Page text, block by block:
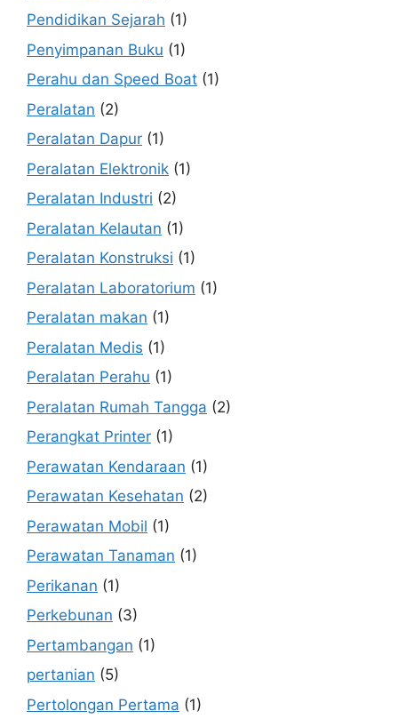
Pendidikan Sejarah (1)
Penyimpanan Buku (1)
Perahu dan Speed Boat (1)
Peralatan (2)
Peralatan Dapur (1)
Peralatan Elektronik (1)
Peralatan Industri (2)
Peralatan Kelautan (1)
Peralatan Konstruksi (1)
Peralatan Laboratorium (1)
Peralatan makan (1)
Peralatan Medis (1)
Peralatan Perahu (1)
Peralatan Rumah Tangga (2)
Perangkat Printer (1)
Perawatan Kendaraan (1)
Perawatan Kesehatan (2)
Perawatan Mobil (1)
Perawatan Tanaman (1)
Perikanan (1)
Perkebunan (3)
Pertambangan (1)
pertanian (5)
Pertolongan Pertama (1)